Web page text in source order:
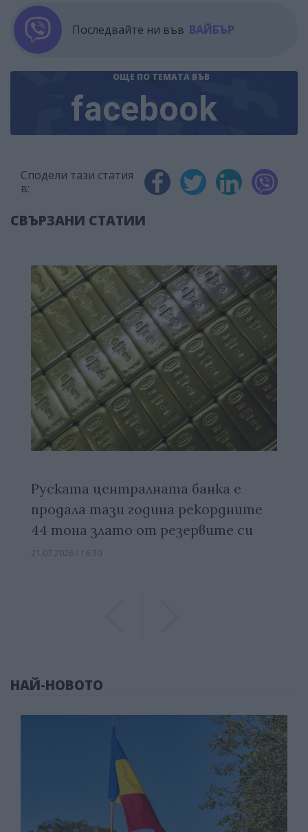
Последвайте ни във ВАЙБЪР
ОЩЕ ПО ТЕМАТА ВЪВ
facebook
Сподели тази статия
в:
СВЪРЗАНИ СТАТИИ
Руската централната банка е
продала тази година рекордните
44 тона злато от резервите си
21.07.2026 / 16:30
НАЙ-НОВОТО